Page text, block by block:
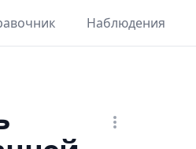
Наблюдения